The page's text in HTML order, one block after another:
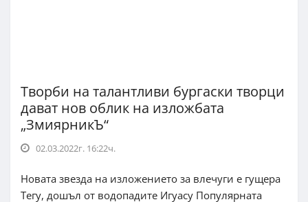
Творби на талантливи бургаски творци
дават нов облик на изложбата
„ЗмиярникЪ“
02.03.2022г. 16:22ч.
Новата звезда на изложението за влечуги е гущера
Тегу, дошъл от водопадите Игуасу Популярната